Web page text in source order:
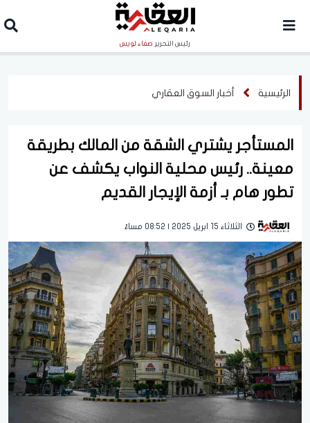
رئيس التحرير صفاء لويس
الرئيسية أخبار السوق العقاري
المستأجر يشتري الشقة من المالك بطريقة
معينة.. رئيس محلية النواب يكشف عن
تطور هام بـ أزمة الإيجار القديم
الثلاثاء 15 ابريل 2025 | 08:52 مساءً